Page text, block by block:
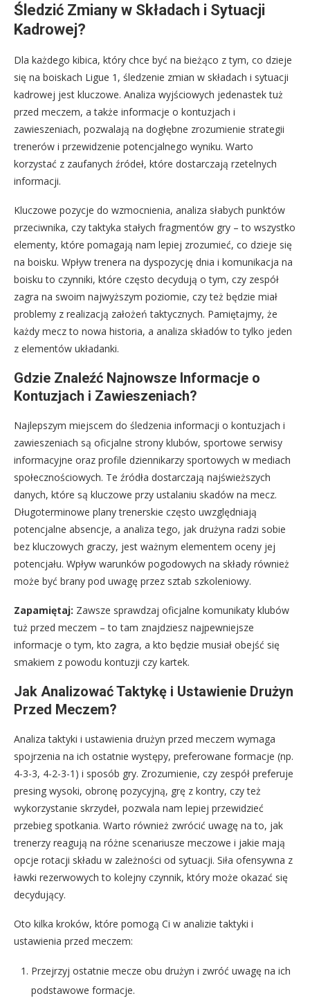
Śledzić Zmiany w Składach i Sytuacji
Kadrowej?
Dla każdego kibica, który chce być na bieżąco z tym, co dzieje
się na boiskach Ligue 1, śledzenie zmian w składach i sytuacji
kadrowej jest kluczowe. Analiza wyjściowych jedenastek tuż
przed meczem, a także informacje o kontuzjach i
zawieszeniach, pozwalają na dogłębne zrozumienie strategii
trenerów i przewidzenie potencjalnego wyniku. Warto
korzystać z zaufanych źródeł, które dostarczają rzetelnych
informacji.
Kluczowe pozycje do wzmocnienia, analiza słabych punktów
przeciwnika, czy taktyka stałych fragmentów gry – to wszystko
elementy, które pomagają nam lepiej zrozumieć, co dzieje się
na boisku. Wpływ trenera na dyspozycję dnia i komunikacja na
boisku to czynniki, które często decydują o tym, czy zespół
zagra na swoim najwyższym poziomie, czy też będzie miał
problemy z realizacją założeń taktycznych. Pamiętajmy, że
każdy mecz to nowa historia, a analiza składów to tylko jeden
z elementów układanki.
Gdzie Znaleźć Najnowsze Informacje o
Kontuzjach i Zawieszeniach?
Najlepszym miejscem do śledzenia informacji o kontuzjach i
zawieszeniach są oficjalne strony klubów, sportowe serwisy
informacyjne oraz profile dziennikarzy sportowych w mediach
społecznościowych. Te źródła dostarczają najświeższych
danych, które są kluczowe przy ustalaniu skadów na mecz.
Długoterminowe plany trenerskie często uwzględniają
potencjalne absencje, a analiza tego, jak drużyna radzi sobie
bez kluczowych graczy, jest ważnym elementem oceny jej
potencjału. Wpływ warunków pogodowych na składy również
może być brany pod uwagę przez sztab szkoleniowy.
Zapamiętaj: Zawsze sprawdzaj oficjalne komunikaty klubów
tuż przed meczem – to tam znajdziesz najpewniejsze
informacje o tym, kto zagra, a kto będzie musiał obejść się
smakiem z powodu kontuzji czy kartek.
Jak Analizować Taktykę i Ustawienie Drużyn
Przed Meczem?
Analiza taktyki i ustawienia drużyn przed meczem wymaga
spojrzenia na ich ostatnie występy, preferowane formacje (np.
4-3-3, 4-2-3-1) i sposób gry. Zrozumienie, czy zespół preferuje
presing wysoki, obronę pozycyjną, grę z kontry, czy też
wykorzystanie skrzydeł, pozwala nam lepiej przewidzieć
przebieg spotkania. Warto również zwrócić uwagę na to, jak
trenerzy reagują na różne scenariusze meczowe i jakie mają
opcje rotacji składu w zależności od sytuacji. Siła ofensywna z
ławki rezerwowych to kolejny czynnik, który może okazać się
decydujący.
Oto kilka kroków, które pomogą Ci w analizie taktyki i
ustawienia przed meczem:
Przejrzyj ostatnie mecze obu drużyn i zwróć uwagę na ich
podstawowe formacje.